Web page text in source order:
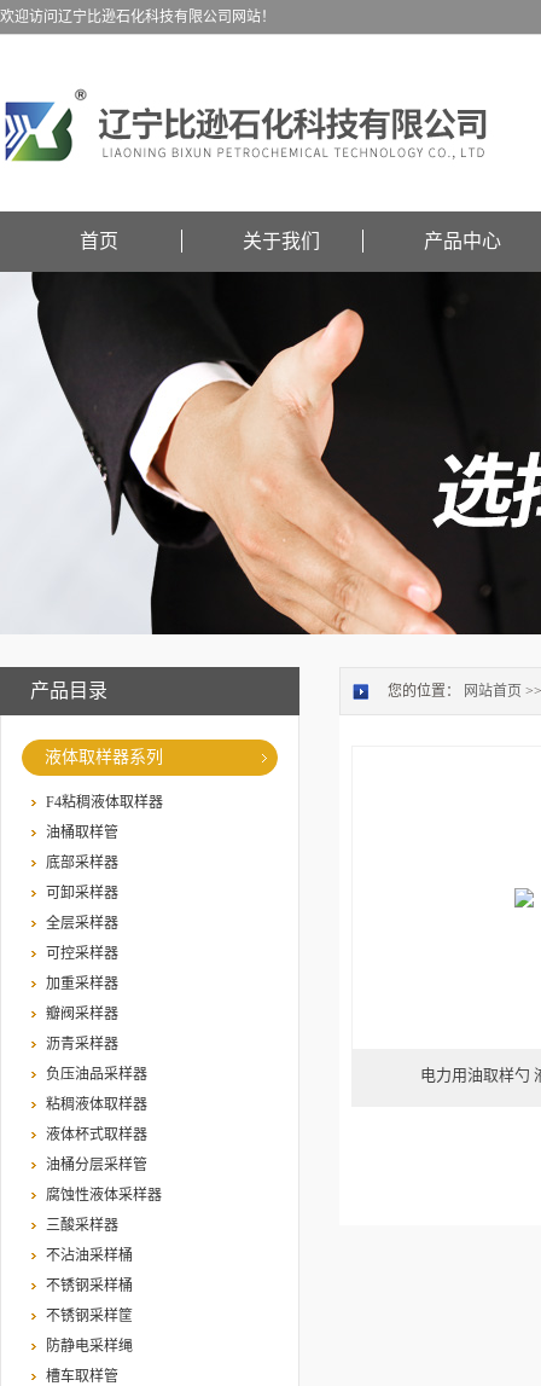
欢迎访问辽宁比逊石化科技有限公司网站！
首页 关于我们 产品中心
产品目录
液体取样器系列
F4粘稠液体取样器
油桶取样管
底部采样器
可卸采样器
全层采样器
可控采样器
加重采样器
瓣阀采样器
沥青采样器
负压油品采样器
粘稠液体取样器
液体杯式取样器
油桶分层采样管
腐蚀性液体采样器
三酸采样器
不沾油采样桶
不锈钢采样桶
不锈钢采样筐
防静电采样绳
槽车取样管
您的位置： 网站首页
电力用油取样勺